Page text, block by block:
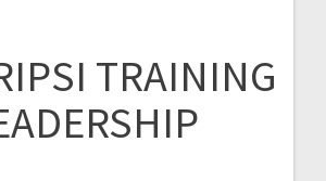
TRAINING